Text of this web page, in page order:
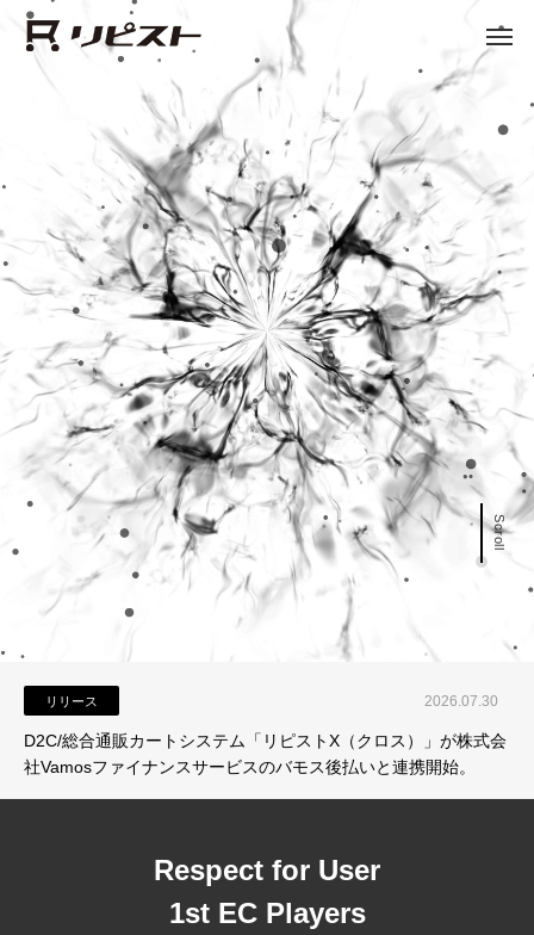
FAN MARKETING &
FUN COMMERCE SOLUTIONS
Scroll
リリース 2026.07.30
D2C/総合通販カートシステム「リピストX（クロス）」が株式会
社Vamosファイナンスサービスのバモス後払いと連携開始。
Respect for User
1st EC Players